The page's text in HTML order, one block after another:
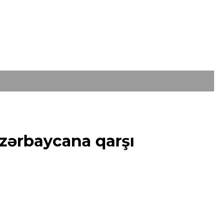
qarşı